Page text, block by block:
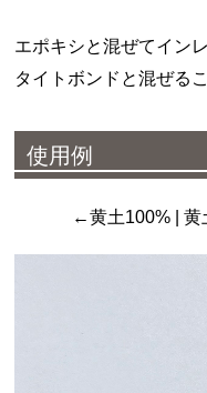
エポキシと混ぜてイン
タイトボンドと混ぜる
使用例
←黄土100% | 黄